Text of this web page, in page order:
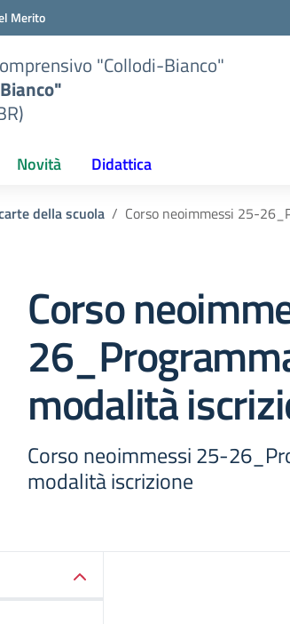
Merito
"Collodi-Bianco"
Novità Didattica
della scuola Corso neoimmessi 25-
Corso
modalità
Corso neoimmessi 25-
modalità iscrizione